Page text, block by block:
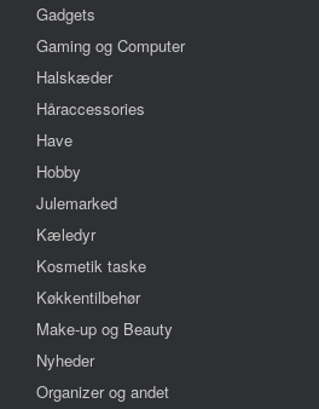
Gadgets
Gaming og Computer
Halskæder
Håraccessories
Have
Hobby
Julemarked
Kæledyr
Kosmetik taske
Køkkentilbehør
Make-up og Beauty
Nyheder
Organizer og andet